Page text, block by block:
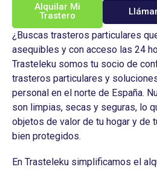
Alquilar Mi
Trastero
¿Buscas trasteros particulares
asequibles y con acceso las 24
Trasteleku somos tu socio de
trasteros particulares y
personal en el norte de España.
son limpias, secas y seguras, lo
objetos de valor de tu hogar y de
bien protegidos.
En Trasteleku simplificamos el